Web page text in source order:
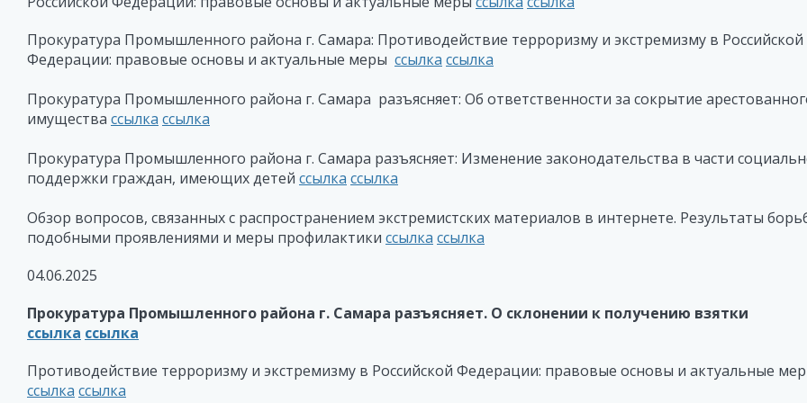
Прокуратура Промышленного района г. Самара: Противодействие терроризму и экстремизму в Российской
Федерации: правовые основы и актуальные меры ссылка ссылка
Прокуратура Промышленного района г. Самара разъясняет: Об ответственности за сокрытие
имущества ссылка ссылка
Прокуратура Промышленного района г. Самара разъясняет: Изменение законодательства в части
поддержки граждан, имеющих детей ссылка ссылка
Обзор вопросов, связанных с распространением экстремистских материалов в интернете. Результаты
подобными проявлениями и меры профилактики ссылка ссылка
04.06.2025
Прокуратура Промышленного района г. Самара разъясняет. О склонении к получению взятки
ссылка ссылка
Противодействие терроризму и экстремизму в Российской Федерации: правовые основы и актуальные
ссылка ссылка